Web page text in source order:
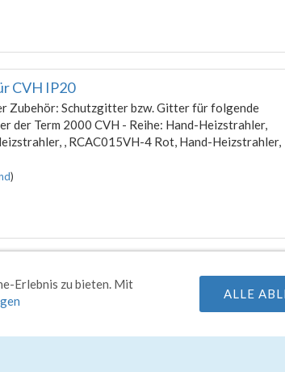
CVH IP20
Zubehör: Schutzgitter bzw. Gitter für folgende
der Term 2000 CVH - Reihe: Hand-Heizstrahler,
, RCAC015VH-4 Rot, Hand-Heizstrahler,
)
Burda
Erlebnis zu bieten. Mit
ALLE